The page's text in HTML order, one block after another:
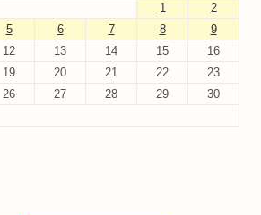
1
2
5 6 7 8
9
12 13 14 15
16
19 20 21 22
23
26 27 28 29
30